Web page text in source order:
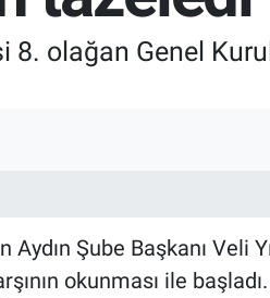
8. olağan Genel
Şube Başkanı Veli
okunması ile